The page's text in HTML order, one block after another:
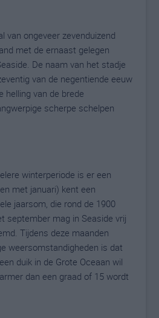
van ongeveer zevenduizend
met de ernaast gelegen
De naam van het stadje
van de negentiende eeuw
helling van de brede
scherpe schelpen
winterperiode is er een
met januari) kent een
jaarsom, die rond de 1900
september mag in Seaside vrij
Tijdens deze maanden
weersomstandigheden is dat
duik in de Grote Oceaan wil
dan een graad of 15 wordt